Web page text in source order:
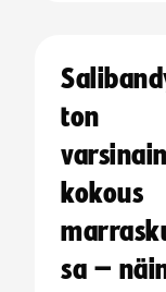
ton
kokous
sa –